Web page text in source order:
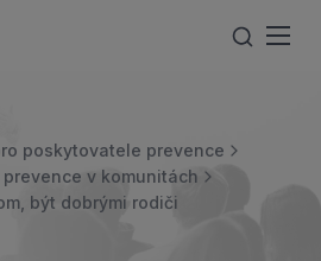
poskytovatele prevence
v komunitách
být dobrými rodiči